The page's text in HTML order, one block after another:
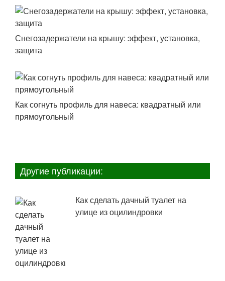
Снегозадержатели на крышу: эффект, установка,
защита
Как согнуть профиль для навеса: квадратный или
прямоугольный
Другие публикации:
Как сделать дачный туалет на
улице из оцилиндровки